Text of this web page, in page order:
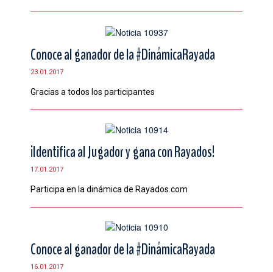
Conoce al ganador de la #DinámicaRayada
23.01.2017
Gracias a todos los participantes
¡Identifica al Jugador y gana con Rayados!
17.01.2017
Participa en la dinámica de Rayados.com
Conoce al ganador de la #DinámicaRayada
16.01.2017